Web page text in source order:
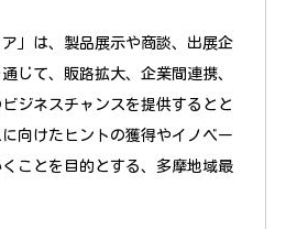
ア」は、製品展示や商談、出展企
じて、販路拡大、企業間連携、
ジネスチャンスを提供するとと
向けたヒントの獲得やイノベー
ことを目的とする、多摩地域最